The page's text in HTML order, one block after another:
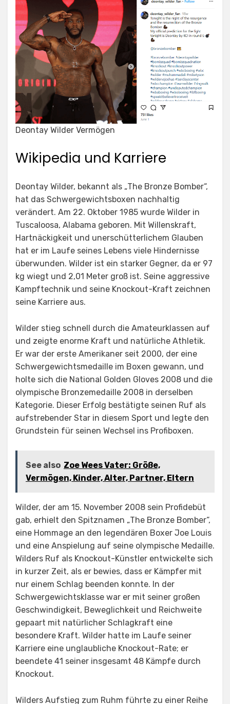
Deontay Wilder Vermögen
Wikipedia und Karriere
Deontay Wilder, bekannt als „The Bronze Bomber“,
hat das Schwergewichtsboxen nachhaltig
verändert. Am 22. Oktober 1985 wurde Wilder in
Tuscaloosa, Alabama geboren. Mit Willenskraft,
Hartnäckigkeit und unerschütterlichem Glauben
hat er im Laufe seines Lebens viele Hindernisse
überwunden. Wilder ist ein starker Gegner, da er 97
kg wiegt und 2,01 Meter groß ist. Seine aggressive
Kampftechnik und seine Knockout-Kraft zeichnen
seine Karriere aus.
Wilder stieg schnell durch die Amateurklassen auf
und zeigte enorme Kraft und natürliche Athletik.
Er war der erste Amerikaner seit 2000, der eine
Schwergewichtsmedaille im Boxen gewann, und
holte sich die National Golden Gloves 2008 und die
olympische Bronzemedaille 2008 in derselben
Kategorie. Dieser Erfolg bestätigte seinen Ruf als
aufstrebender Star in diesem Sport und legte den
Grundstein für seinen Wechsel ins Profiboxen.
See also Zoe Wees Vater: Größe,
Vermögen, Kinder, Alter, Partner, Eltern
Wilder, der am 15. November 2008 sein Profidebüt
gab, erhielt den Spitznamen „The Bronze Bomber“,
eine Hommage an den legendären Boxer Joe Louis
und eine Anspielung auf seine olympische Medaille.
Wilders Ruf als Knockout-Künstler entwickelte sich
in kurzer Zeit, als er bewies, dass er Kämpfer mit
nur einem Schlag beenden konnte. In der
Schwergewichtsklasse war er mit seiner großen
Geschwindigkeit, Beweglichkeit und Reichweite
gepaart mit natürlicher Schlagkraft eine
besondere Kraft. Wilder hatte im Laufe seiner
Karriere eine unglaubliche Knockout-Rate; er
beendete 41 seiner insgesamt 48 Kämpfe durch
Knockout.
Wilders Aufstieg zum Ruhm führte zu einer Reihe